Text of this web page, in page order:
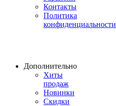
Контакты
Политика
конфиденциальности
Дополнительно
Хиты
продаж
Новинки
Скидки